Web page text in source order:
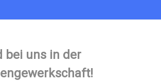
bei uns in der